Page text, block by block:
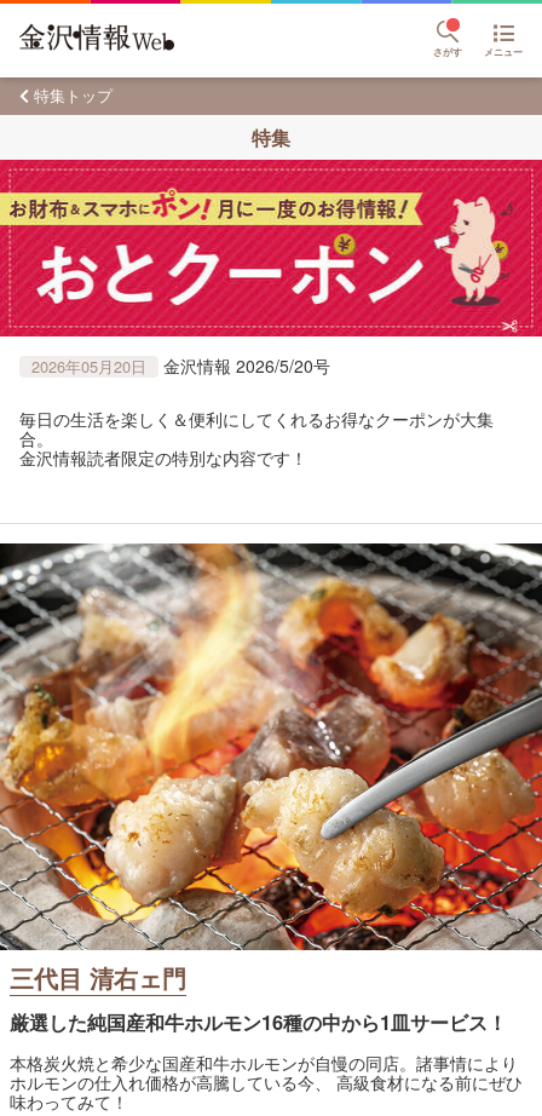
さがす メニュー
特集トップ
特集
2026年05月20日 金沢情報 2026/5/20号
毎日の生活を楽しく＆便利にしてくれるお得なクーポンが大集
合。
金沢情報読者限定の特別な内容です！
三代目 清右ェ門
厳選した純国産和牛ホルモン16種の中から1皿サービス！
本格炭火焼と希少な国産和牛ホルモンが自慢の同店。諸事情により
ホルモンの仕入れ価格が高騰している今、 高級食材になる前にぜひ
味わってみて！